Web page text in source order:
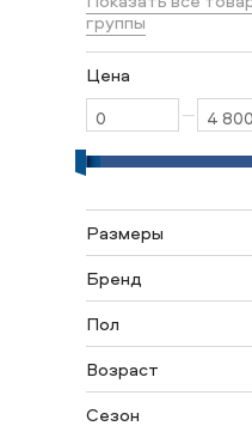
группы
Цена
—
Размеры
240 cm
320 cm
Бренд
Climbing
Level
Пол
унисекс
Возраст
для взрослых
Сезон